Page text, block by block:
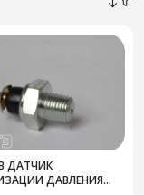
ДАТЧИК
ДАВЛЕНИЯ